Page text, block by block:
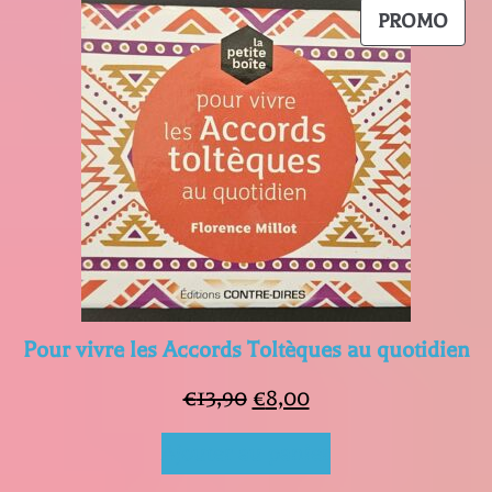
était :
€13,90.
est :
€8,00.
PROMO
Pour vivre les Accords Toltèques au quotidien
€13,90 Le
prix
initial
€8,00Le
prix
actuel